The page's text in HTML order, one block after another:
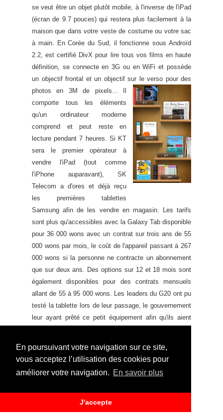
En poursuivant votre navigation sur ce site,
vous acceptez l’utilisation des cookies pour
améliorer votre navigation. En savoir plus
J'accepte
se veut être un objet plutôt mobile, à l'inverse de l'iPad
(écran de 9.7 pouces) qui restera plus facilement à la
maison que dans votre veste de costume ou votre sac
à main. En Corée du Sud, il fonctionne sous Androïd
2.2, est certifié DivX pour lire tous vos films en haute
définition, se connecte en 3G ou en WiFi et possède
un objectif frontal et un objectif sur le verso pour des
photos en 3M de pixels...
comporte tous les éléments
qu'un ordinateur moderne
comprend et peut reste en
lecture pendant 7 heures. Si KT
sera le premier opérateur à
vendre l'iPad (tout comme
l'iPhone auparavant), SK
Telecom a d'ores et déjà reçu
les premières tablettes
Samsung afin de les vendre en magasin. Les tarifs
sont plus qu'accessibles avec la Galaxy Tab disponible
pour 36 000 wons avec un contrat sur trois ans de 55
000 wons par mois, le coût de l'appareil passant à 267
000 wons si la personne ne contracte un abonnement
que sur deux ans. Des options sur 12 et 18 mois sont
également disponibles pour des contrats mensuels
allant de 55 à 95 000 wons. Les leaders du G20 ont pu
testé la tablette lors de leur passage, le gouvernement
leur ayant prêté ce petit équipement afin qu'ils aient